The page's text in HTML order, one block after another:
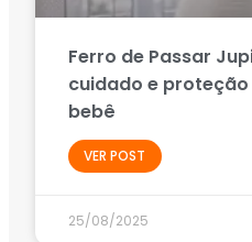
Ferro de Passar
cuidado e
bebê
VER POST
25/08/2025